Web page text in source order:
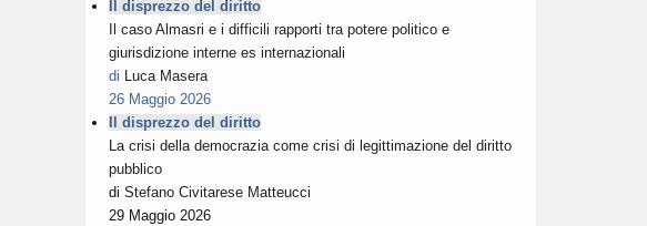
Il disprezzo del diritto
Il caso Almasri e i difficili rapporti tra potere politico e
giurisdizione interne es internazionali
di Luca Masera
26 Maggio 2026
Il disprezzo del diritto
La crisi della democrazia come crisi di legittimazione del diritto
pubblico
di Stefano Civitarese Matteucci
29 Maggio 2026